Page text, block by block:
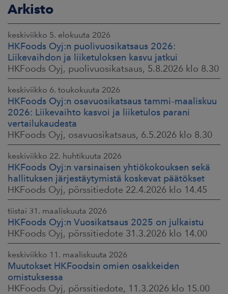
Arkisto
keskiviikko 5. elokuuta 2026
HKFoods Oyj:n puolivuosikatsaus 2026:
Liikevaihdon ja liiketuloksen kasvu jatkui
HKFoods Oyj, puolivuosikatsaus, 5.8.2026 klo 8.30
keskiviikko 6. toukokuuta 2026
HKFoods Oyj:n osavuosikatsaus tammi–maaliskuu
2026: Liikevaihto kasvoi ja liiketulos parani
vertailukaudesta
HKFoods Oyj, osavuosikatsaus, 6.5.2026 klo 8.30
keskiviikko 22. huhtikuuta 2026
HKFoods Oyj:n varsinaisen yhtiökokouksen sekä
hallituksen järjestäytymistä koskevat päätökset
HKFoods Oyj, pörssitiedote 22.4.2026 klo 14.45
tiistai 31. maaliskuuta 2026
HKFoods Oyj:n Vuosikatsaus 2025 on julkaistu
HKFoods Oyj, pörssitiedote 31.3.2026 klo 14.00
keskiviikko 11. maaliskuuta 2026
Muutokset HKFoodsin omien osakkeiden
omistuksessa
HKFoods Oyj, pörssitiedote, 11.3.2026 klo 15.00